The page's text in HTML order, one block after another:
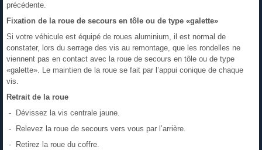
précédente.
Fixation de la roue de secours en tôle ou de type «galette»
Si votre véhicule est équipé de roues aluminium, il est normal de
constater, lors du serrage des vis au remontage, que les rondelles ne
viennent pas en contact avec la roue de secours en tôle ou de type
«galette». Le maintien de la roue se fait par l’appui conique de chaque
vis.
Retrait de la roue
- Dévissez la vis centrale jaune.
- Relevez la roue de secours vers vous par l’arrière.
- Retirez la roue du coffre.